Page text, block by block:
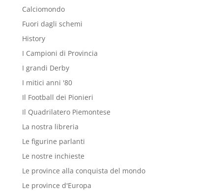
Calciomondo
Fuori dagli schemi
History
I Campioni di Provincia
I grandi Derby
I mitici anni '80
Il Football dei Pionieri
Il Quadrilatero Piemontese
La nostra libreria
Le figurine parlanti
Le nostre inchieste
Le province alla conquista del mondo
Le province d'Europa